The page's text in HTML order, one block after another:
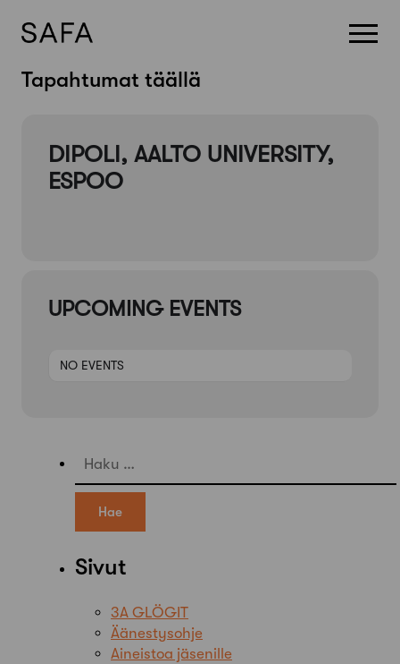
SkipTapahtumat täällä
DIPOLI, AALTO UNIVERSITY,
ESPOO
UPCOMING EVENTS
NO EVENTS
Haku:
Sivut
3A GLÖGIT
Äänestysohje
Aineistoa jäsenille